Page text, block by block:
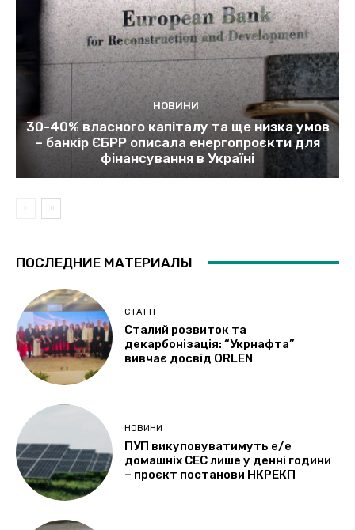
НОВИНИ
30-40% власного капіталу та ще низка умов
– банкір ЄБРР описала енергопроєкти для
фінансування в Україні
ПОСЛЕДНИЕ МАТЕРИАЛЫ
СТАТТІ
Сталий розвиток та
декарбонізація: “Укрнафта”
вивчає досвід ORLEN
НОВИНИ
ПУП викуповуватимуть е/е
домашніх СЕС лише у денні години
– проєкт постанови НКРЕКП